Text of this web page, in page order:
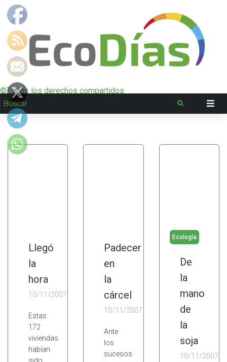
©Todos los derechos compartidos
Llegó
la
hora
10/11/2007
Estas
172
viviendas
habían
Padecer
en
la
cárcel
10/11/2007
Ante
los
sucesos
Ecología
De
la
mano
de
la
soja
10/11/2007